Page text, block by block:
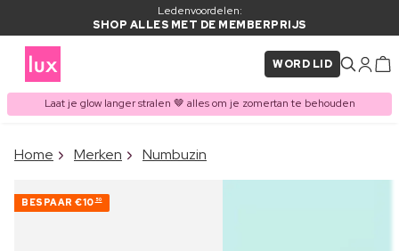
Ledenvoordelen:
SHOP ALLES MET DE MEMBERPRIJS
WORD LID
Laat je glow langer stralen 🤎 alles om je zomertan te behouden
ITEM TOEGEVOEGD AAN
Home Merken Numbuzin
BESPAAR €10 50